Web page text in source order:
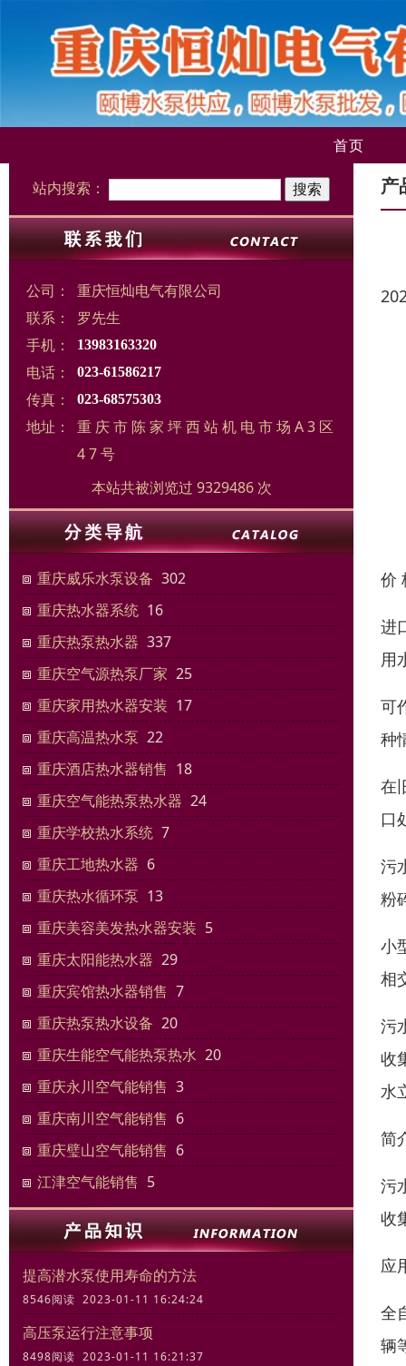
首页
站内搜索：
公司：
重庆恒灿电气有限公司
联系：
罗先生
手机：
13983163320
电话： 023-61586217
传真： 023-68575303
地址：
重 庆 市 陈 家 坪 西 站 机 电 市 场 A 3 区
4 7 号
本站共被浏览过 9329486 次
重庆威乐水泵设备 302
重庆热水器系统 16
重庆热泵热水器 337
重庆空气源热泵厂家 25
重庆家用热水器安装 17
重庆高温热水泵 22
重庆酒店热水器销售 18
重庆空气能热泵热水器 24
重庆学校热水系统 7
重庆工地热水器 6
重庆热水循环泵 13
重庆美容美发热水器安装 5
重庆太阳能热水器 29
重庆宾馆热水器销售 7
重庆热泵热水设备 20
重庆生能空气能热泵热水 20
重庆永川空气能销售 3
重庆南川空气能销售 6
重庆璧山空气能销售 6
江津空气能销售 5
提高潜水泵使用寿命的方法
8546阅读 2023-01-11 16:24:24
高压泵运行注意事项
8498阅读 2023-01-11 16:21:37
产
价
进
用
可
种
在
口
污
粉
小
相
污
收
水
简
污
收
应
全
辆